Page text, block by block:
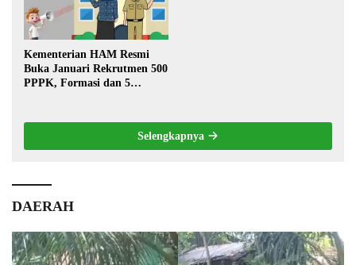
Kementerian HAM Resmi
Buka Januari Rekrutmen 500
PPPK, Formasi dan 5
Selengkapnya
DAERAH